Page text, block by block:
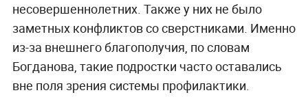
несовершеннолетних. Также у них не было
заметных конфликтов со сверстниками. Именно
из-за внешнего благополучия, по словам
Богданова, такие подростки часто оставались
вне поля зрения системы профилактики.